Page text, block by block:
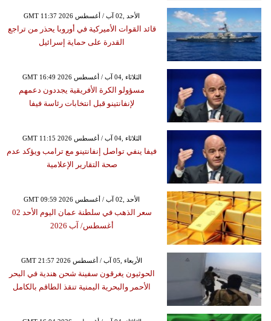
GMT 11:37 2026 الأحد ,02 آب / أغسطس
قائد القوات الأميركية في أوروبا يحذر من تراجع
القدرة على حماية إسرائيل
GMT 16:49 2026 الثلاثاء ,04 آب / أغسطس
مسؤولو الكرة الأفريقية يجددون دعمهم
لإنفانتينو قبل انتخابات رئاسة فيفا
GMT 11:15 2026 الثلاثاء ,04 آب / أغسطس
فيفا ينفي تواصل إنفانتينو مع ترامب ويؤكد عدم
صحة التقارير الإعلامية
GMT 09:59 2026 الأحد ,02 آب / أغسطس
سعر الذهب في سلطنة عمان اليوم الأحد 02
أغسطس/ آب 2026
GMT 21:57 2026 الأربعاء ,05 آب / أغسطس
الحوثيون يغرقون سفينة شحن هندية في البحر
الأحمر والبحرية اليمنية تنقذ الطاقم بالكامل